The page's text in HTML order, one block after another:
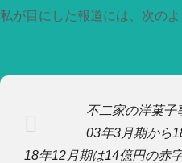
私が目にした報道には、次の
不二家の洋菓子
03年3月期から
18年12月期は14億円の赤